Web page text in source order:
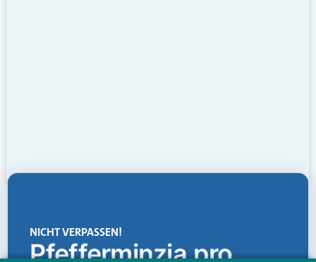
NICHT VERPASSEN!
Pfefferminzia.pro